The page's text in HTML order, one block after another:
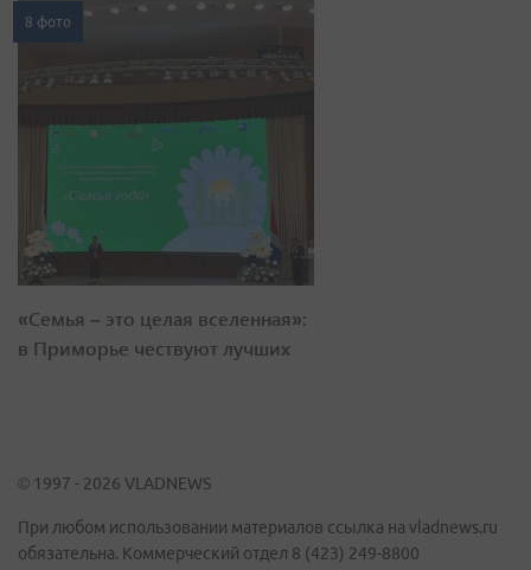
8 фото
«Семья – это целая вселенная»:
в Приморье чествуют лучших
© 1997 - 2026 VLADNEWS
При любом использовании материалов ссылка на vladnews.ru
обязательна. Коммерческий отдел 8 (423) 249-8800